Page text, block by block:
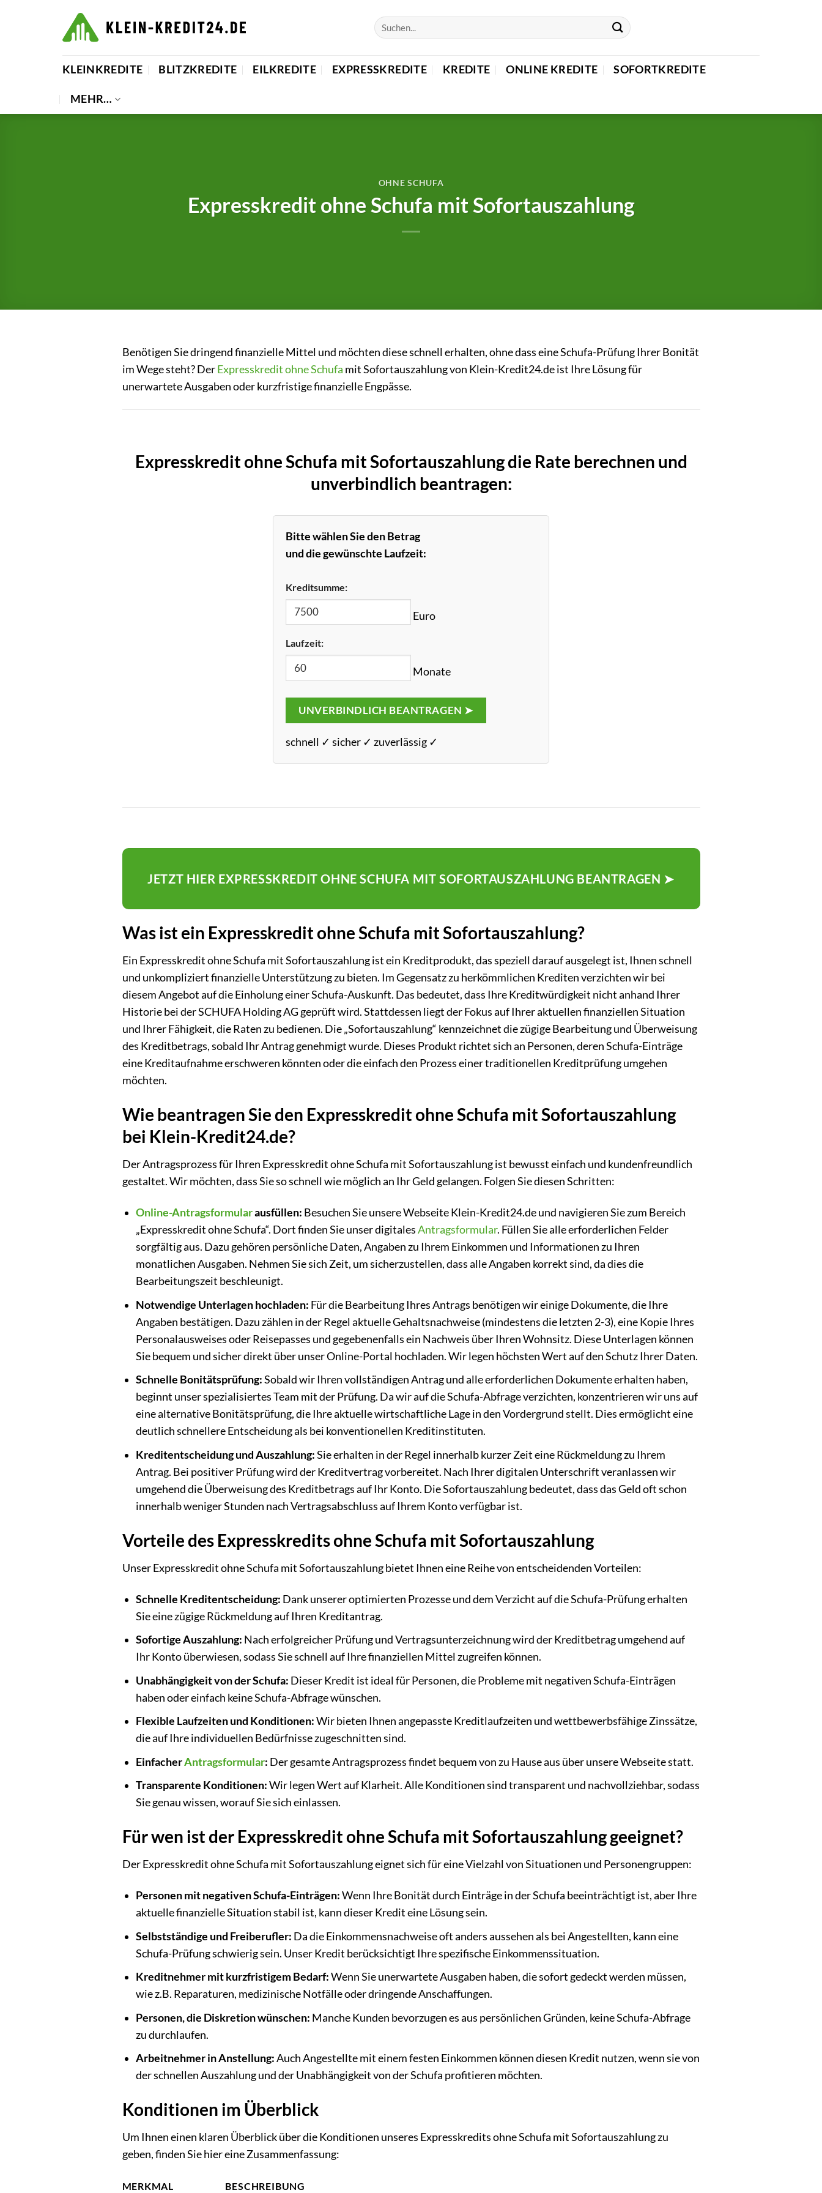
KLEINKREDITE BLITZKREDITE EILKREDITE EXPRESSKREDITE KREDITE ONLINE KREDITE SOFORTKREDITE
MEHR…
OHNE SCHUFA
Expresskredit ohne Schufa mit Sofortauszahlung
Benötigen Sie dringend finanzielle Mittel und möchten diese schnell erhalten, ohne dass eine Schufa-Prüfung Ihrer Bonität
im Wege steht? DerExpresskredit ohne Schufa mit Sofortauszahlung von Klein-Kredit24.de ist Ihre Lösung für
unerwartete Ausgaben oder kurzfristige finanzielle Engpässe.
Expresskredit ohne Schufa mit Sofortauszahlung die Rate berechnen und
unverbindlich beantragen:
Bitte wählen Sie den Betrag
und die gewünschte Laufzeit:
Kreditsumme:
Euro
Laufzeit:
Monate
UNVERBINDLICH BEANTRAGEN ➤
schnell ✓ sicher ✓ zuverlässig ✓
JETZT HIER EXPRESSKREDIT OHNE SCHUFA MIT SOFORTAUSZAHLUNG BEANTRAGEN ➤
Was ist ein Expresskredit ohne Schufa mit Sofortauszahlung?
Ein Expresskredit ohne Schufa mit Sofortauszahlung ist ein Kreditprodukt, das speziell darauf ausgelegt ist, Ihnen schnell
und unkompliziert finanzielle Unterstützung zu bieten. Im Gegensatz zu herkömmlichen Krediten verzichten wir bei
diesem Angebot auf die Einholung einer Schufa-Auskunft. Das bedeutet, dass Ihre Kreditwürdigkeit nicht anhand Ihrer
Historie bei der SCHUFA Holding AG geprüft wird. Stattdessen liegt der Fokus auf Ihrer aktuellen finanziellen Situation
und Ihrer Fähigkeit, die Raten zu bedienen. Die „Sofortauszahlung“ kennzeichnet die zügige Bearbeitung und Überweisung
des Kreditbetrags, sobald Ihr Antrag genehmigt wurde. Dieses Produkt richtet sich an Personen, deren Schufa-Einträge
eine Kreditaufnahme erschweren könnten oder die einfach den Prozess einer traditionellen Kreditprüfung umgehen
möchten.
Wie beantragen Sie den Expresskredit ohne Schufa mit Sofortauszahlung
bei Klein-Kredit24.de?
Der Antragsprozess für Ihren Expresskredit ohne Schufa mit Sofortauszahlung ist bewusst einfach und kundenfreundlich
gestaltet. Wir möchten, dass Sie so schnell wie möglich an Ihr Geld gelangen. Folgen Sie diesen Schritten:
Online-Antragsformularausfüllen: Besuchen Sie unsere Webseite Klein-Kredit24.de und navigieren Sie zum Bereich
„Expresskredit ohne Schufa“. Dort finden Sie unser digitalesAntragsformular. Füllen Sie alle erforderlichen Felder
sorgfältig aus. Dazu gehören persönliche Daten, Angaben zu Ihrem Einkommen und Informationen zu Ihren
monatlichen Ausgaben. Nehmen Sie sich Zeit, um sicherzustellen, dass alle Angaben korrekt sind, da dies die
Bearbeitungszeit beschleunigt.
Notwendige Unterlagen hochladen: Für die Bearbeitung Ihres Antrags benötigen wir einige Dokumente, die Ihre
Angaben bestätigen. Dazu zählen in der Regel aktuelle Gehaltsnachweise (mindestens die letzten 2-3), eine Kopie Ihres
Personalausweises oder Reisepasses und gegebenenfalls ein Nachweis über Ihren Wohnsitz. Diese Unterlagen können
Sie bequem und sicher direkt über unser Online-Portal hochladen. Wir legen höchsten Wert auf den Schutz Ihrer Daten.
Schnelle Bonitätsprüfung:Sobald wir Ihren vollständigen Antrag und alle erforderlichen Dokumente erhalten haben,
beginnt unser spezialisiertes Team mit der Prüfung. Da wir auf die Schufa-Abfrage verzichten, konzentrieren wir uns auf
eine alternative Bonitätsprüfung, die Ihre aktuelle wirtschaftliche Lage in den Vordergrund stellt. Dies ermöglicht eine
deutlich schnellere Entscheidung als bei konventionellen Kreditinstituten.
Kreditentscheidung und Auszahlung:Sie erhalten in der Regel innerhalb kurzer Zeit eine Rückmeldung zu Ihrem
Antrag. Bei positiver Prüfung wird der Kreditvertrag vorbereitet. Nach Ihrer digitalen Unterschrift veranlassen wir
umgehend die Überweisung des Kreditbetrags auf Ihr Konto. Die Sofortauszahlung bedeutet, dass das Geld oft schon
innerhalb weniger Stunden nach Vertragsabschluss auf Ihrem Konto verfügbar ist.
Vorteile des Expresskredits ohne Schufa mit Sofortauszahlung
Unser Expresskredit ohne Schufa mit Sofortauszahlung bietet Ihnen eine Reihe von entscheidenden Vorteilen:
Schnelle Kreditentscheidung: Dank unserer optimierten Prozesse und dem Verzicht auf die Schufa-Prüfung erhalten
Sie eine zügige Rückmeldung auf Ihren Kreditantrag.
Sofortige Auszahlung: Nach erfolgreicher Prüfung und Vertragsunterzeichnung wird der Kreditbetrag umgehend auf
Ihr Konto überwiesen, sodass Sie schnell auf Ihre finanziellen Mittel zugreifen können.
Unabhängigkeit von der Schufa: Dieser Kredit ist ideal für Personen, die Probleme mit negativen Schufa-Einträgen
haben oder einfach keine Schufa-Abfrage wünschen.
Flexible Laufzeiten und Konditionen:Wir bieten Ihnen angepasste Kreditlaufzeiten und wettbewerbsfähige Zinssätze,
die auf Ihre individuellen Bedürfnisse zugeschnitten sind.
EinfacherAntragsformular: Der gesamte Antragsprozess findet bequem von zu Hause aus über unsere Webseite statt.
Transparente Konditionen:Wir legen Wert auf Klarheit. Alle Konditionen sind transparent und nachvollziehbar, sodass
Sie genau wissen, worauf Sie sich einlassen.
Für wen ist der Expresskredit ohne Schufa mit Sofortauszahlung geeignet?
Der Expresskredit ohne Schufa mit Sofortauszahlung eignet sich für eine Vielzahl von Situationen und Personengruppen:
Personen mit negativen Schufa-Einträgen:Wenn Ihre Bonität durch Einträge in der Schufa beeinträchtigt ist, aber Ihre
aktuelle finanzielle Situation stabil ist, kann dieser Kredit eine Lösung sein.
Selbstständige und Freiberufler: Da die Einkommensnachweise oft anders aussehen als bei Angestellten, kann eine
Schufa-Prüfung schwierig sein. Unser Kredit berücksichtigt Ihre spezifische Einkommenssituation.
Kreditnehmer mit kurzfristigem Bedarf:Wenn Sie unerwartete Ausgaben haben, die sofort gedeckt werden müssen,
wie z.B. Reparaturen, medizinische Notfälle oder dringende Anschaffungen.
Personen, die Diskretion wünschen: Manche Kunden bevorzugen es aus persönlichen Gründen, keine Schufa-Abfrage
zu durchlaufen.
Arbeitnehmer in Anstellung:Auch Angestellte mit einem festen Einkommen können diesen Kredit nutzen, wenn sie von
der schnellen Auszahlung und der Unabhängigkeit von der Schufa profitieren möchten.
Konditionen im Überblick
Um Ihnen einen klaren Überblick über die Konditionen unseres Expresskredits ohne Schufa mit Sofortauszahlung zu
geben, finden Sie hier eine Zusammenfassung:
MERKMAL BESCHREIBUNG